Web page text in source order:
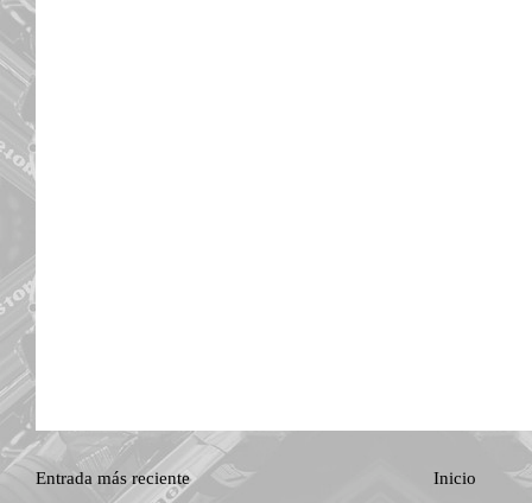
Entrada más reciente Inicio